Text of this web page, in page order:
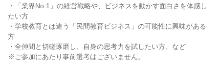
・「業界No.1」の経営戦略や、ビジネスを動かす面白さを体感し
たい方
・学校教育とは違う「民間教育ビジネス」の可能性に興味がある
方
・全仲間と切磋琢磨し、自身の思考力を試したい方、など
※ご参加にあたり事前選考はございません。